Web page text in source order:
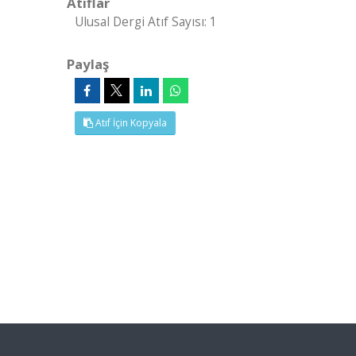
Ulusal Dergi Atıf Sayısı: 1
Paylaş
Atıf İçin Kopyala